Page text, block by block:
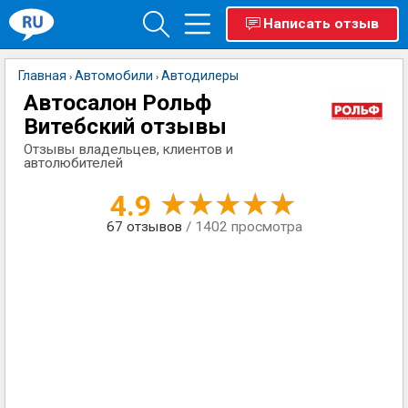
Написать отзыв
Главная › Автомобили › Автодилеры
Автосалон Рольф
Витебский отзывы
Отзывы владельцев, клиентов и
автолюбителей
4.9
67 отзывов / 1402 просмотра